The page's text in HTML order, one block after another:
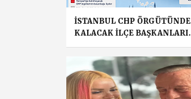
İSTANBUL CHP ÖRGÜTÜNDE
KALACAK İLÇE BAŞKANLARI
BELLİ OLDU!